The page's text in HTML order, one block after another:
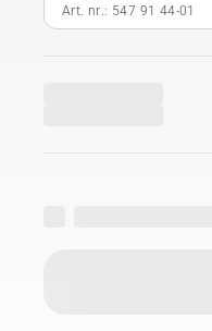
Art. nr.: 547 91 44‑01